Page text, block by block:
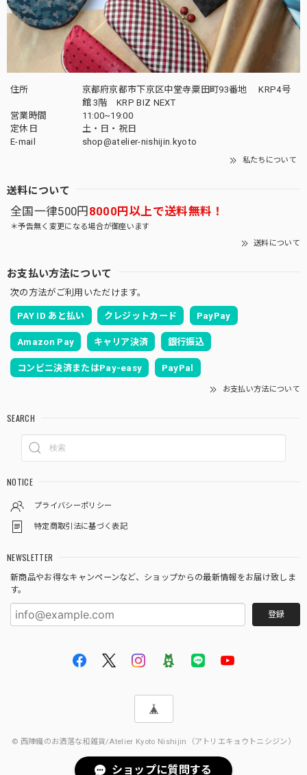
住所
京都府京都市下京区中堂寺粟田町93番地 KRP4号
館 3階 KRP BIZ NEXT
営業時間
11:00~19:00
定休日
土・日・祝日
E-mail
shop@atelier-nishijin.kyoto
私たちについて
送料について
全国一律500円8000円以上で送料無料！
＊予告無く変更になる場合が御座います
送料について
お支払い方法について
次の方法がご利用いただけます。
PAY ID あと払い クレジットカード PayPay
Amazon Pay キャリア決済 銀行振込
コンビニ決済またはPay-easy PayPal
お支払い方法について
SEARCH
NOTICE
プライバシーポリシー
特定商取引法に基づく表記
NEWSLETTER
新商品やお得なキャンペーンなど、ショップからの最新情報をお届け致しま
す。
登録
© 西陣織のお洒落な和雑貨/Atelier Kyoto Nishijin（アトリエキョウトニシジン）
ショップに質問する